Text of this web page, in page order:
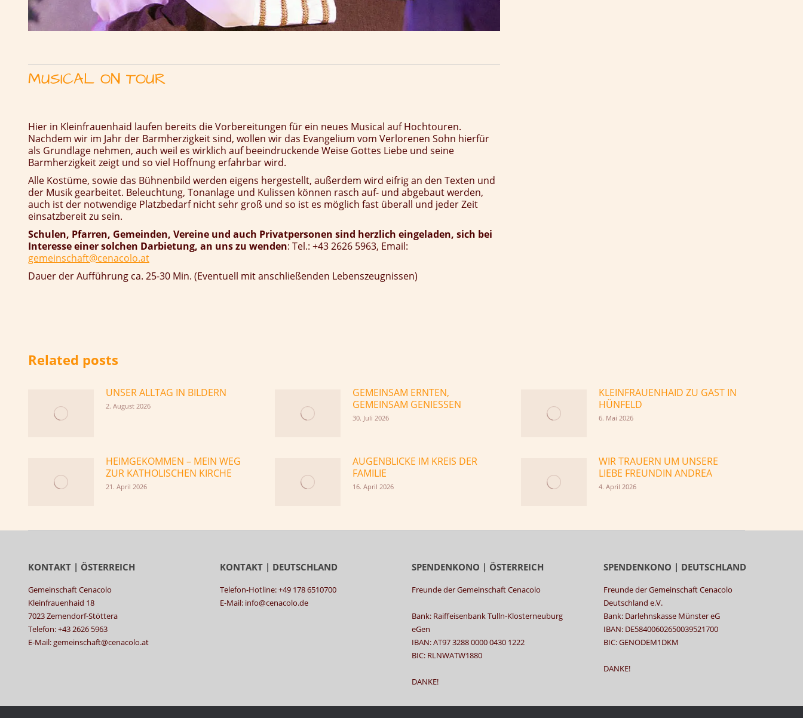
MUSICAL ON TOUR
Hier in Kleinfrauenhaid laufen bereits die Vorbereitungen für ein neues Musical auf Hochtouren.
Nachdem wir im Jahr der Barmherzigkeit sind, wollen wir das Evangelium vom Verlorenen Sohn hierfür
als Grundlage nehmen, auch weil es wirklich auf beeindruckende Weise Gottes Liebe und seine
Barmherzigkeit zeigt und so viel Hoffnung erfahrbar wird.
Alle Kostüme, sowie das Bühnenbild werden eigens hergestellt, außerdem wird eifrig an den Texten und
der Musik gearbeitet. Beleuchtung, Tonanlage und Kulissen können rasch auf- und abgebaut werden,
auch ist der notwendige Platzbedarf nicht sehr groß und so ist es möglich fast überall und jeder Zeit
einsatzbereit zu sein.
Schulen, Pfarren, Gemeinden, Vereine und auch Privatpersonen sind herzlich eingeladen, sich bei
Interesse einer solchen Darbietung, an uns zu wenden: Tel.: +43 2626 5963, Email:
gemeinschaft@cenacolo.at
Dauer der Aufführung ca. 25-30 Min. (Eventuell mit anschließenden Lebenszeugnissen)
Related posts
UNSER ALLTAG IN BILDERN
2. August 2026
GEMEINSAM ERNTEN,
GEMEINSAM GENIESSEN
30. Juli 2026
KLEINFRAUENHAID ZU GAST IN
HÜNFELD
6. Mai 2026
HEIMGEKOMMEN – MEIN WEG
ZUR KATHOLISCHEN KIRCHE
21. April 2026
AUGENBLICKE IM KREIS DER
FAMILIE
16. April 2026
WIR TRAUERN UM UNSERE
LIEBE FREUNDIN ANDREA
4. April 2026
KONTAKT | ÖSTERREICH
Gemeinschaft Cenacolo
Kleinfrauenhaid 18
7023 Zemendorf-Stöttera
Telefon: +43 2626 5963
E-Mail: gemeinschaft@cenacolo.at
KONTAKT | DEUTSCHLAND
Telefon-Hotline: +49 178 6510700
E-Mail: info@cenacolo.de
SPENDENKONO | ÖSTERREICH
Freunde der Gemeinschaft Cenacolo
Bank: Raiffeisenbank Tulln-Klosterneuburg
eGen
IBAN: AT97 3288 0000 0430 1222
BIC: RLNWATW1880
DANKE!
SPENDENKONO | DEUTSCHLAND
Freunde der Gemeinschaft Cenacolo
Deutschland e.V.
Bank: Darlehnskasse Münster eG
IBAN: DE58400602650039521700
BIC: GENODEM1DKM
DANKE!